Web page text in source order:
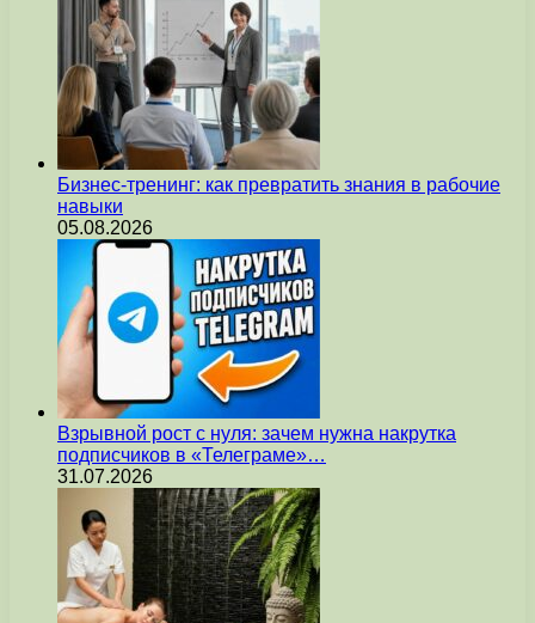
Бизнес-тренинг: как превратить знания в рабочие
навыки
05.08.2026
Взрывной рост с нуля: зачем нужна накрутка
подписчиков в «Телеграме»…
31.07.2026